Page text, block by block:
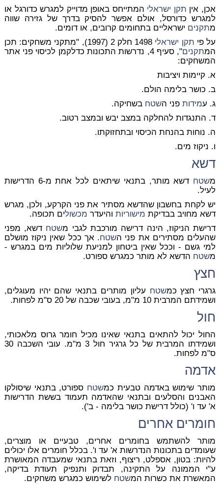
אכן, אין תקן ישראלי המתייחס באופן מדוייק למגרש כדורגל או
למגרש כדורסל, אולם אפשר להסיק בדרך של גזירה שווה
מתקנים ישראליים בתחומים קרובים, או דומים.
על פי תקן ישראלי
1498 חלק 2 (1997), "מתקני משחקים: תכן
המתקנים
", סעיף 4, נדרשות התכונות כדלקמן לכיסוי פני אתר
המשחקים:
א. קיימות ויציבות
ב. כושר בלימה הולם.
ג. עמידותפני השטח בשחיקה.
ד. התנגדות להחלקה במצב יבש ובמצב רטוב.
ה. נוחות בהנחת הכיסוי ובתחזוקתו.
ו. ניקוז מים.
דשא
משטח
דשא מותר, בתנאי שיתאים לכל אחת מ-6 הדרישות
לעיל.
יש לקחת בחשבון שהדשא מסתיר את פני הקרקע, ולכן, מגרש
דשא מחויב בבדיקת מישוריותוהיעדר מכשולים תכופה.
דרישת הניקוז, הינה דרישה מורכבת לגבי משטח דשא, מפני
שהעלים מסתירים את פני השטח. אך ככל שאין ניקוז מושלם
למי גשם - וככל שאין ביטחון למניעת שלוליות מים במגרש -
משטח הדשא לא מותר כמגרש ספורט.
חצץ
גרגרי חצץ כמשטח עליון מותרים בתנאי שהם יהיו מעוגלים,
ושמידתם המרבית 10 מ"מ, בעובי שכבה של 20 ס"מ לפחות.
חול
החול יכול להתאים בתנאי שאינו מכיל חומר גרוס מלאכותי,
ושמידתו המרבית של כל גרגיר חול 3 מ"מ. עובי השכבה 30
ס"מ לפחות.
אדמה
מותר שימוש באדמה טבעית כמשטח ספורט, בתנאי שיסולקו
האבנים והסלעים ובתנאי שהאדמה תעמוד בששת הדרישות
א' עד ו' (כולל דרישת כושר בלימה - ב').
חומרים אחרים
מותר להשתמש בחומרים אחרים, טבעיים או מוצרים,
שעומדים בתכונות הנדרשות א' עד ו'. בכלל חומרים אלו יכולים
להיות: בטון, אספלט, ריצוף, וזאת בתנאי שמעבדה המאושרת
ע"י הממונה על התקינה, תבדוק ותנפיק תעודת בדיקה,
המאשרת את כשרות המשטח לשימוש כמגרש משחקים.